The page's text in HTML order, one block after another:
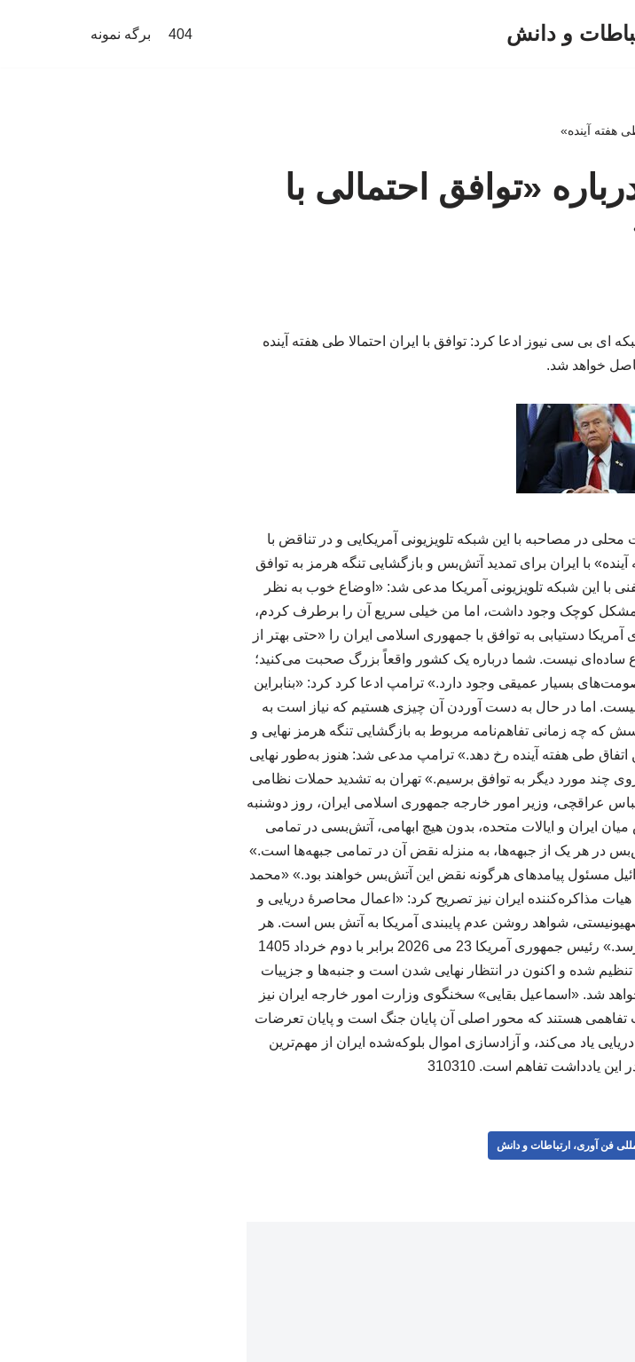
و دانش 404 برگه نمونه
هفته آینده»
«توافق احتمالی با
ای بی سی نیوز ادعا کرد: توافق با ایران احتمالا طی هفته آینده
خواهد شد.
در مصاحبه با این شبکه تلویزیونی آمریکایی و در تناقض با
با ایران برای تمدید آتش‌بس و بازگشایی تنگه هرمز به توافق
با این شبکه تلویزیونی آمریکا مدعی شد: «اوضاع خوب به نظر
کوچک وجود داشت، اما من خیلی سریع آن را برطرف کردم،
دستیابی به توافق با جمهوری اسلامی ایران را «حتی بهتر از
نیست. شما درباره یک کشور واقعاً بزرگ صحبت می‌کنید؛
بسیار عمیقی وجود دارد.» ترامپ ادعا کرد کرد: «بنابراین
نیست. اما در حال به دست آوردن آن چیزی هستیم که نیاز است به
که چه زمانی تفاهم‌نامه مربوط به بازگشایی تنگه هرمز نهایی و
طی هفته آینده رخ دهد.» ترامپ مدعی شد: هنوز به‌طور نهایی
چند مورد دیگر به توافق برسیم.» تهران به تشدید حملات نظامی
عراقچی، وزیر امور خارجه جمهوری اسلامی ایران، روز دوشنبه
ایران و ایالات متحده، بدون هیچ ابهامی، آتش‌بسی در تمامی
در هر یک از جبهه‌ها، به منزله نقض آن در تمامی جبهه‌ها است.»
مسئول پیامدهای هرگونه نقض این آتش‌بس خواهند بود.» «محمد
مذاکره‌کننده ایران نیز تصریح کرد: «اعمال محاصرهٔ دریایی و
شواهد روشن عدم پایبندی آمریکا به آتش بس است. هر
انتخابی، هزینه‌ای دارد و صورتحساب آن هم از راه میرسد.» رئیس جمهوری آمریکا 23 می 2026 برابر با دوم خرداد 1405
تنظیم شده و اکنون در انتظار نهایی شدن است و جنبه‌ها و جزییات
شد. «اسماعیل بقایی» سخنگوی وزارت امور خارجه ایران نیز
هستند که محور اصلی آن پایان جنگ است و پایان تعرضات
یاد می‌کند، و آزادسازی اموال بلوکه‌شده ایران از مهم‌ترین
یادداشت تفاهم است. 310310
فن آوری، ارتباطات و دانش